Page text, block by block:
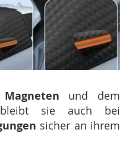
und dem
sie auch bei
sicher an ihrem